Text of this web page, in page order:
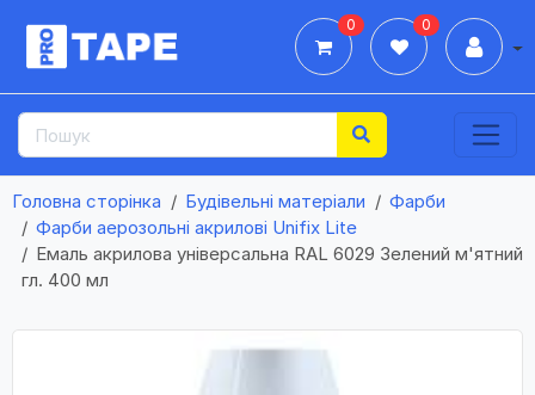
0 0
Головна сторінка Будівельні матеріали
Фарби
Фарби аерозольні акрилові Unifix Lite
Емаль акрилова універсальна RAL 6029 Зелений м'ятний
гл. 400 мл